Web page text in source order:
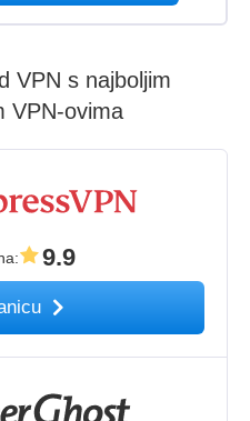
VPN s najboljim
VPN-ovima
: 9.9